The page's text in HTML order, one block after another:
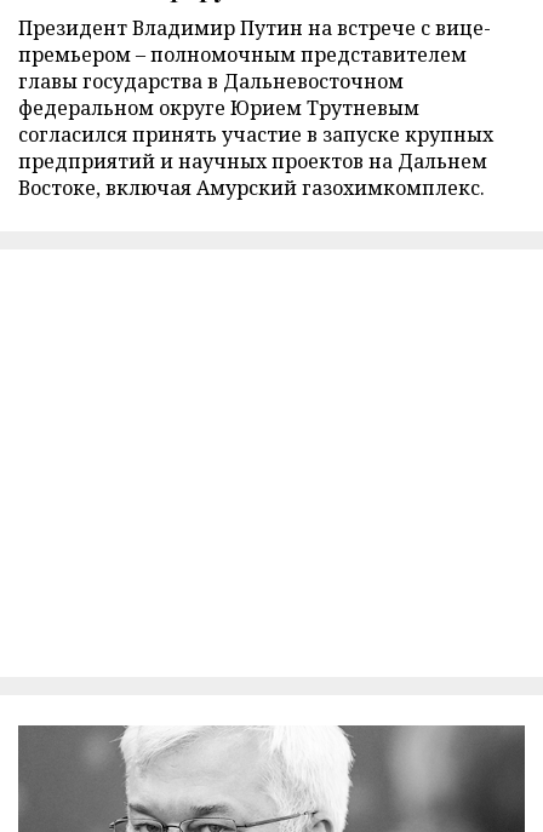
Президент Владимир Путин на встрече с вице-
премьером – полномочным представителем
главы государства в Дальневосточном
федеральном округе Юрием Трутневым
согласился принять участие в запуске крупных
предприятий и научных проектов на Дальнем
Востоке, включая Амурский газохимкомплекс.